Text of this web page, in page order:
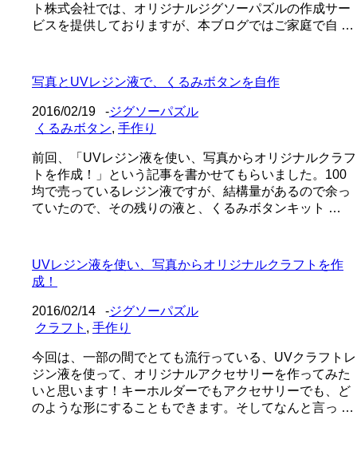
ト株式会社では、オリジナルジグソーパズルの作成サー
ビスを提供しておりますが、本ブログではご家庭で自 …
写真とUVレジン液で、くるみボタンを自作
2016/02/19 -ジグソーパズル
くるみボタン, 手作り
前回、「UVレジン液を使い、写真からオリジナルクラフ
トを作成！」という記事を書かせてもらいました。100
均で売っているレジン液ですが、結構量があるので余っ
ていたので、その残りの液と、くるみボタンキット …
UVレジン液を使い、写真からオリジナルクラフトを作
成！
2016/02/14 -ジグソーパズル
クラフト , 手作り
今回は、一部の間でとても流行っている、UVクラフトレ
ジン液を使って、オリジナルアクセサリーを作ってみた
いと思います！キーホルダーでもアクセサリーでも、ど
のような形にすることもできます。そしてなんと言っ …